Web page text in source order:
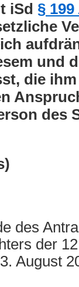
iSd §
und
die
des
des
der
August